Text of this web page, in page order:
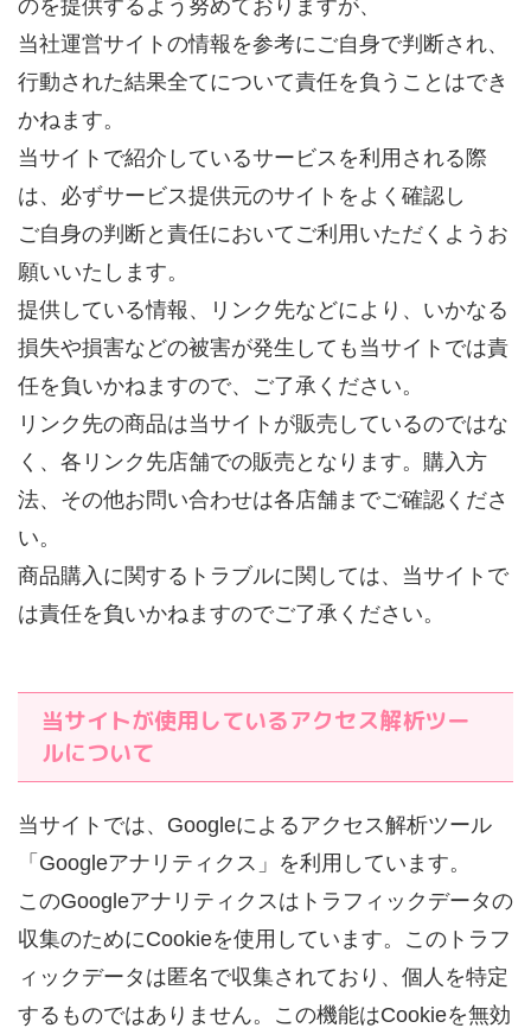
のを提供するよう努めておりますが、
当社運営サイトの情報を参考にご自身で判断され、
行動された結果全てについて責任を負うことはでき
かねます。
当サイトで紹介しているサービスを利用される際
は、必ずサービス提供元のサイトをよく確認し
ご自身の判断と責任においてご利用いただくようお
願いいたします。
提供している情報、リンク先などにより、いかなる
損失や損害などの被害が発生しても当サイトでは責
任を負いかねますので、ご了承ください。
リンク先の商品は当サイトが販売しているのではな
く、各リンク先店舗での販売となります。購入方
法、その他お問い合わせは各店舗までご確認くださ
い。
商品購入に関するトラブルに関しては、当サイトで
は責任を負いかねますのでご了承ください。
当サイトが使用しているアクセス解析ツー
ルについて
当サイトでは、Googleによるアクセス解析ツール
「Googleアナリティクス」を利用しています。
このGoogleアナリティクスはトラフィックデータの
収集のためにCookieを使用しています。このトラフ
ィックデータは匿名で収集されており、個人を特定
するものではありません。この機能はCookieを無効